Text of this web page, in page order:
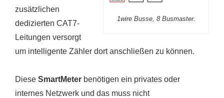
1wire Busse, 8 Busmaster.
zusätzlichen
dedizierten CAT7-
Leitungen versorgt
um intelligente Zähler dort anschließen zu können.
Diese SmartMeter benötigen ein privates oder
internes Netzwerk und das muss nicht